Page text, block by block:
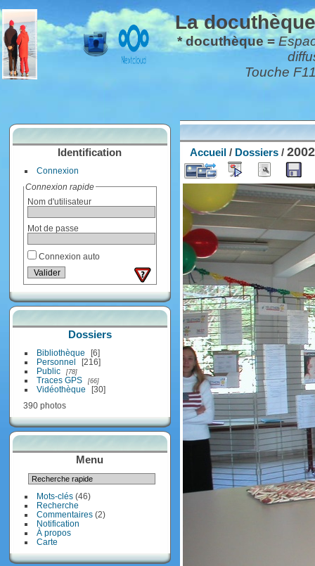
La
* docuthèque =
Touche
Identification
Connexion
Connexion rapide
Nom d'utilisateur
Mot de passe
Connexion auto
Dossiers
Bibliothèque
6
Personnel
216
Public
78
Traces GPS 66
Vidéothèque
30
390 photos
Menu
Mots-clés(46)
Recherche
Commentaires(2)
Notification
À propos
Carte
Accueil / Dossiers /